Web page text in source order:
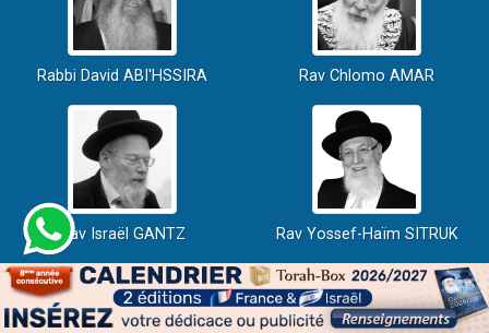
Rabbi David ABI'HSSIRA Rav Chlomo AMAR
Rav Israël GANTZ Rav Yossef-Haïm SITRUK